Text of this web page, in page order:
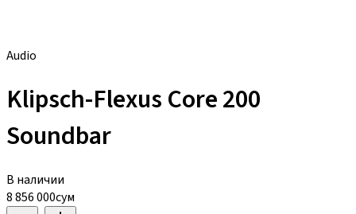
Audio
Klipsch-Flexus Core 200
Soundbar
В наличии
8 856 000сум